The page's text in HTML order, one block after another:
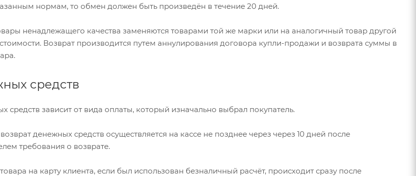
нормам, то обмен должен быть произведён в течение 20 дней.
ненадлежащего качества заменяются товарами той же марки или на аналогичный товар другой
Возврат производится путем аннулирования договора купли-продажи и возврата суммы в
средств
средств зависит от вида оплаты, который изначально выбрал покупатель.
денежных средств осуществляется на кассе не позднее через через 10 дней после
требования о возврате.
на карту клиента, если был использован безналичный расчёт, происходит сразу после